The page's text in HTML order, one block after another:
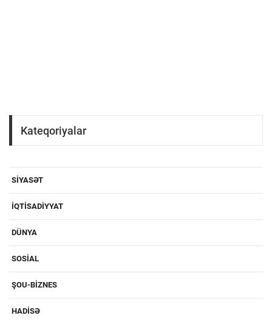
Kateqoriyalar
SIYASƏT
IQTISADIYYAT
DÜNYA
SOSIAL
ŞOU-BIZNES
HADISƏ